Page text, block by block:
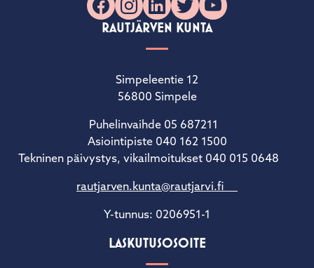
Facebook
Instagram
LinkedIn
X YouTube
RAUTJÄRVEN KUNTA
Simpeleentie 12
56800 Simpele
Puhelinvaihde 05 687211
Asiointipiste 040 162 1500
Tekninen päivystys, vikailmoitukset 040 015 0648
rautjarven.kunta@rautjarvi.fi
Y-tunnus: 0206951-1
LASKUTUSOSOITE